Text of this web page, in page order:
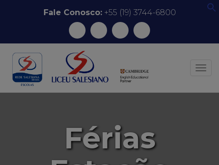
Pular para o conteúdo
Fale Conosco:+55 (19) 3744-6800
Férias